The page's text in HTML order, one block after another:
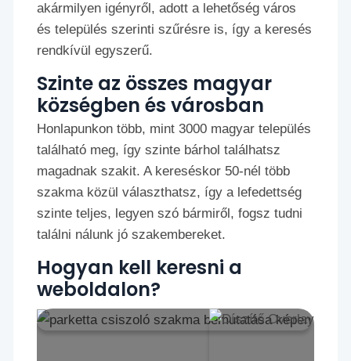
akármilyen igényről, adott a lehetőség város
és település szerinti szűrésre is, így a keresés
rendkívül egyszerű.
Szinte az összes magyar
községben és városban
Honlapunkon több, mint 3000 magyar település
található meg, így szinte bárhol találhatsz
magadnak szakit. A kereséskor 50-nél több
szakma közül választhatsz, így a lefedettség
szinte teljes, legyen szó bármiről, fogsz tudni
találni nálunk jó szakembereket.
Hogyan kell keresni a
weboldalon?